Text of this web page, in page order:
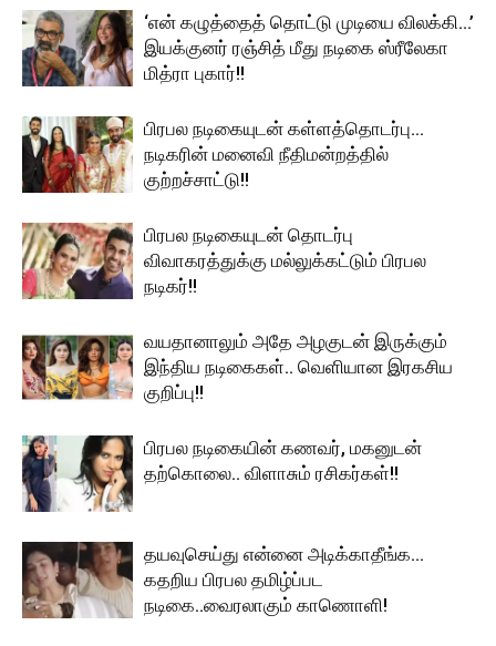
‘என் கழுத்தைத் தொட்டு முடியை விலக்கி…’
இயக்குனர் ரஞ்சித் மீது நடிகை ஸ்ரீலேகா
மித்ரா புகார்!!
பிரபல நடிகையுடன் கள்ளத்தொடர்பு…
நடிகரின் மனைவி நீதிமன்றத்தில்
குற்றச்சாட்டு!!
பிரபல நடிகையுடன் தொடர்பு
விவாகரத்துக்கு மல்லுக்கட்டும் பிரபல
நடிகர்!!
வயதானாலும் அதே அழகுடன் இருக்கும்
இந்திய நடிகைகள்.. வெளியான இரகசிய
குறிப்பு!!
பிரபல நடிகையின் கணவர், மகனுடன்
தற்கொலை.. விளாசும் ரசிகர்கள்!!
தயவுசெய்து என்னை அடிக்காதீங்க…
கதறிய பிரபல தமிழ்ப்பட
நடிகை..வைரலாகும் காணொளி!